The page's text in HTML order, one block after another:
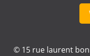
© 15 rue laurent